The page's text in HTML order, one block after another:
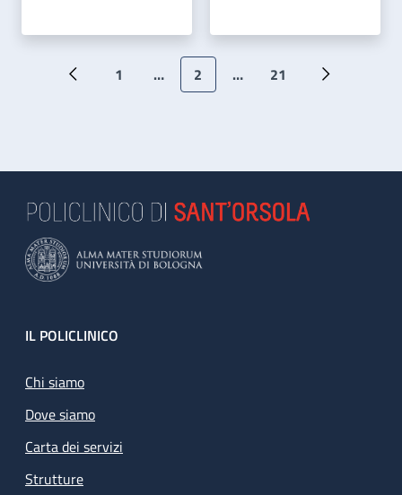
Paginazione
Pagina precedente
Prima pagina
1 … Pagina attuale
2 … Ultima pagina
21 Pagina
Footer
IL POLICLINICO
Chi siamo
Dove siamo
Carta dei servizi
Strutture